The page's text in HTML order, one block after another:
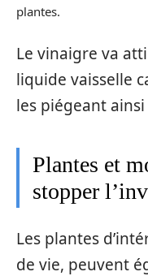
plantes.
Le vinaigre va
liquide vaisselle
les piégeant
Plantes et
stopper
Les plantes
de vie, peuvent